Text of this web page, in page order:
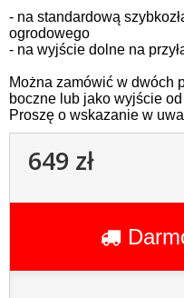
- na standardową
ogrodowego
- na wyjście dolne na
Można zamówić w dwóch
boczne lub jako wyjście od
Proszę o wskazanie w
649 zł